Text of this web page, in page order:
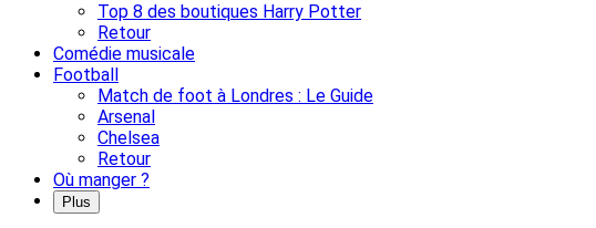
Top 8 des boutiques Harry Potter
Retour
Comédie musicale
Football
Match de foot à Londres : Le Guide
Arsenal
Chelsea
Retour
Où manger ?
Plus